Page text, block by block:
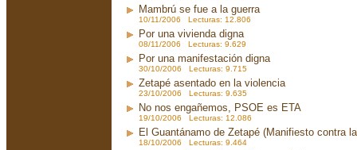
Mambrú se fue a la guerra
10/11/2006 Lecturas: 12.806
Por una vivienda digna
08/11/2006 Lecturas: 9.629
Por una manifestación digna
30/10/2006 Lecturas: 9.715
Zetapé asentado en la violencia
23/10/2006 Lecturas: 9.635
No nos engañemos, PSOE es ETA
19/10/2006 Lecturas: 12.086
El Guantánamo de Zetapé (Manifiesto contra
18/10/2006 Lecturas: 9.464